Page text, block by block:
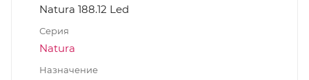
Natura 188.12 Led
Серия
Natura
Назначение